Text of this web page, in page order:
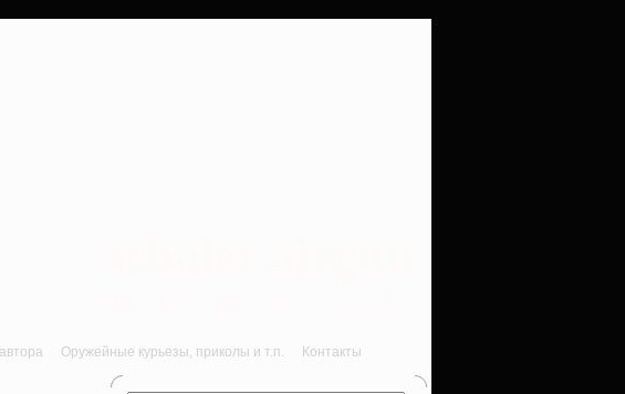
Оружейные курьезы, приколы и т.п. Контакты